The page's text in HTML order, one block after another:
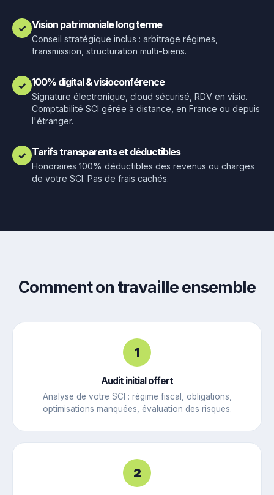
✓ Vision patrimoniale long terme
Conseil stratégique inclus : arbitrage régimes,
transmission, structuration multi-biens.
✓ 100% digital & visioconférence
Signature électronique, cloud sécurisé, RDV en visio.
Comptabilité SCI gérée à distance, en France ou depuis
l'étranger.
✓ Tarifs transparents et déductibles
Honoraires 100% déductibles des revenus ou charges
de votre SCI. Pas de frais cachés.
Comment on travaille ensemble
1
Audit initial offert
Analyse de votre SCI : régime fiscal, obligations,
optimisations manquées, évaluation des risques.
2